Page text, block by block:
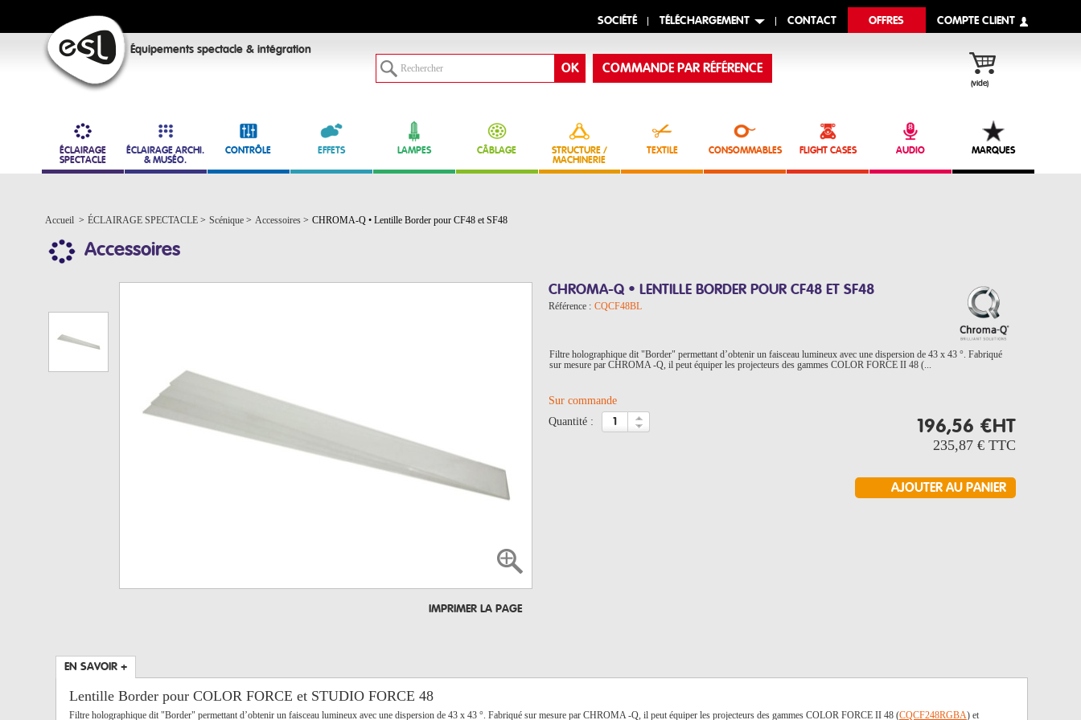
SOCIÉTÉ TÉLÉCHARGEMENT CONTACT OFFRES COMPTE CLIENT
Équipements spectacle & intégration
(vide)
COMMANDE PAR RÉFÉRENCE
ÉCLAIRAGE
SPECTACLE
ÉCLAIRAGE ARCHI.
& MUSÉO.
CONTRÔLE EFFETS LAMPES CÂBLAGE
STRUCTURE /
MACHINERIE
TEXTILE CONSOMMABLES FLIGHT CASES AUDIO MARQUES
Accueil > ÉCLAIRAGE SPECTACLE > Scénique > Accessoires > CHROMA-Q • Lentille Border pour CF48 et SF48
Accessoires
IMPRIMER LA PAGE
CHROMA-Q • LENTILLE BORDER POUR CF48 ET SF48
Référence : CQCF48BL
Filtre holographique dit "Border" permettant d’obtenir un faisceau lumineux avec une dispersion de 43 x 43 °. Fabriqué
sur mesure par CHROMA -Q, il peut équiper les projecteurs des gammes COLOR FORCE II 48 (...
Sur commande
quantité :
196,56 €HT
235,87 € TTC
EN SAVOIR +
Lentille Border pour COLOR FORCE et STUDIO FORCE 48
Filtre holographique dit "Border" permettant d’obtenir un faisceau lumineux avec une dispersion de 43 x 43 °. Fabriqué sur mesure par CHROMA -Q, il peut équiper les projecteurs des gammes COLOR FORCE II 48 (CQCF248RGBA) et